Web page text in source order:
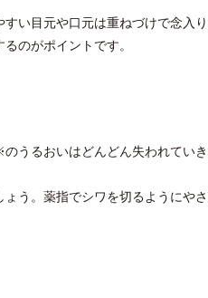
い目元や口元は重ねづけで念入
のがポイントです。
うるおいはどんどん失われてい
う。薬指でシワを切るようにや